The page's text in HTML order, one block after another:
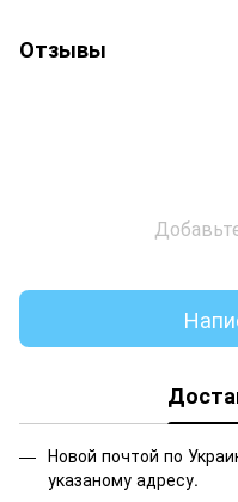
Отзывы
Новой почтой по
указаному адресу.